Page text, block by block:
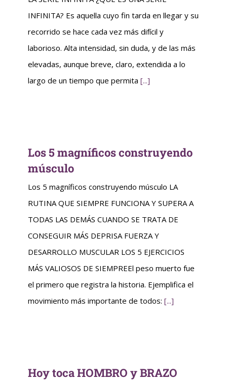
INFINITA? Es aquella cuyo fin tarda en llegar y su
recorrido se hace cada vez más difícil y
laborioso. Alta intensidad, sin duda, y de las más
elevadas, aunque breve, claro, extendida a lo
largo de un tiempo que permita [...]
Los 5 magníficos construyendo
músculo
Los 5 magníficos construyendo músculo LA
RUTINA QUE SIEMPRE FUNCIONA Y SUPERA A
TODAS LAS DEMÁS CUANDO SE TRATA DE
CONSEGUIR MÁS DEPRISA FUERZA Y
DESARROLLO MUSCULAR LOS 5 EJERCICIOS
MÁS VALIOSOS DE SIEMPREEl peso muerto fue
el primero que registra la historia. Ejemplifica el
movimiento más importante de todos: [...]
Hoy toca HOMBRO y BRAZO